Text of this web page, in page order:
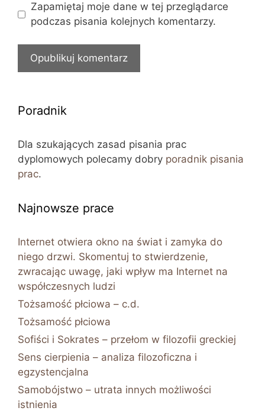
Zapamiętaj moje dane w tej przeglądarce
podczas pisania kolejnych komentarzy.
Poradnik
Dla szukających zasad pisania prac
dyplomowych polecamy dobry poradnik pisania
prac.
Najnowsze prace
Internet otwiera okno na świat i zamyka do
niego drzwi. Skomentuj to stwierdzenie,
zwracając uwagę, jaki wpływ ma Internet na
współczesnych ludzi
Tożsamość płciowa – c.d.
Tożsamość płciowa
Sofiści i Sokrates – przełom w filozofii greckiej
Sens cierpienia – analiza filozoficzna i
egzystencjalna
Samobójstwo – utrata innych możliwości
istnienia